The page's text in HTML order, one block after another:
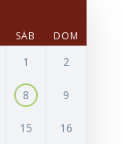
SÁB DOM
1 2
8 9
15 16